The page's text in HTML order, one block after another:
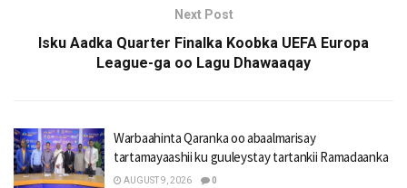
Next Post
Isku Aadka Quarter Finalka Koobka UEFA Europa
League-ga oo Lagu Dhawaaqay
Warbaahinta Qaranka oo abaalmarisay
tartamayaashii ku guuleystay tartankii Ramadaanka
AUGUST 9, 2026 0